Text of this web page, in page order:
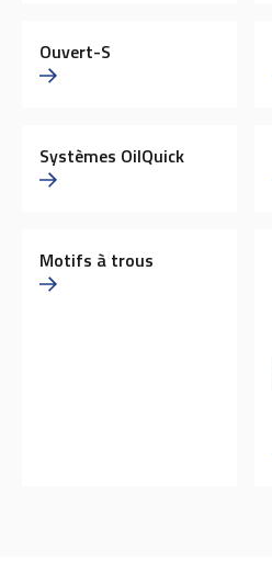
Ouvert-S
Systèmes OilQuick
Motifs à trous